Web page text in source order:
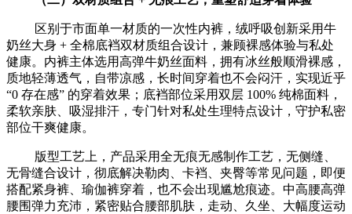
区别于市面单一材质的一次性内裤，绒呼吸创新采用牛
奶丝大身 + 全棉底裆双材质组合设计，兼顾裸感体验与私处
健康。内裤主体选用高弹牛奶丝面料，拥有冰丝般顺滑裸感，
质地轻薄透气，自带凉感，长时间穿着也不会闷汗，实现近乎
“0 存在感” 的穿着效果；底裆部位采用双层 100% 纯棉面料，
柔软亲肤、吸湿排汗，专门针对私处生理特点设计，守护私密
部位干爽健康。
版型工艺上，产品采用全无痕无感制作工艺，无侧缝、
无骨缝合设计，彻底解决勒肉、卡裆、夹臀等常见问题，即便
搭配紧身裤、瑜伽裤穿着，也不会出现尴尬痕迹。中高腰高弹
腰围弹力充沛，紧密贴合腰部肌肤，走动、久坐、大幅度运动